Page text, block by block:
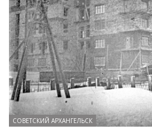
СОВЕТСКИЙ АРХАНГЕЛЬСК